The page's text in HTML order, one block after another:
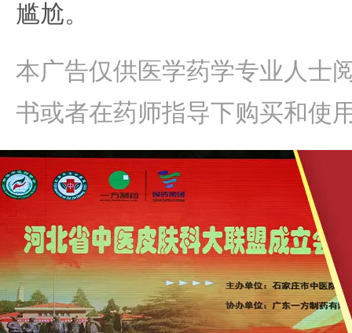
尴尬。
本广告仅供医学药学专业人士
书或者在药师指导下购买和使